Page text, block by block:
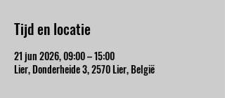
Tijd en locatie
21 jun 2026, 09:00 – 15:00
Lier, Donderheide 3, 2570 Lier, België